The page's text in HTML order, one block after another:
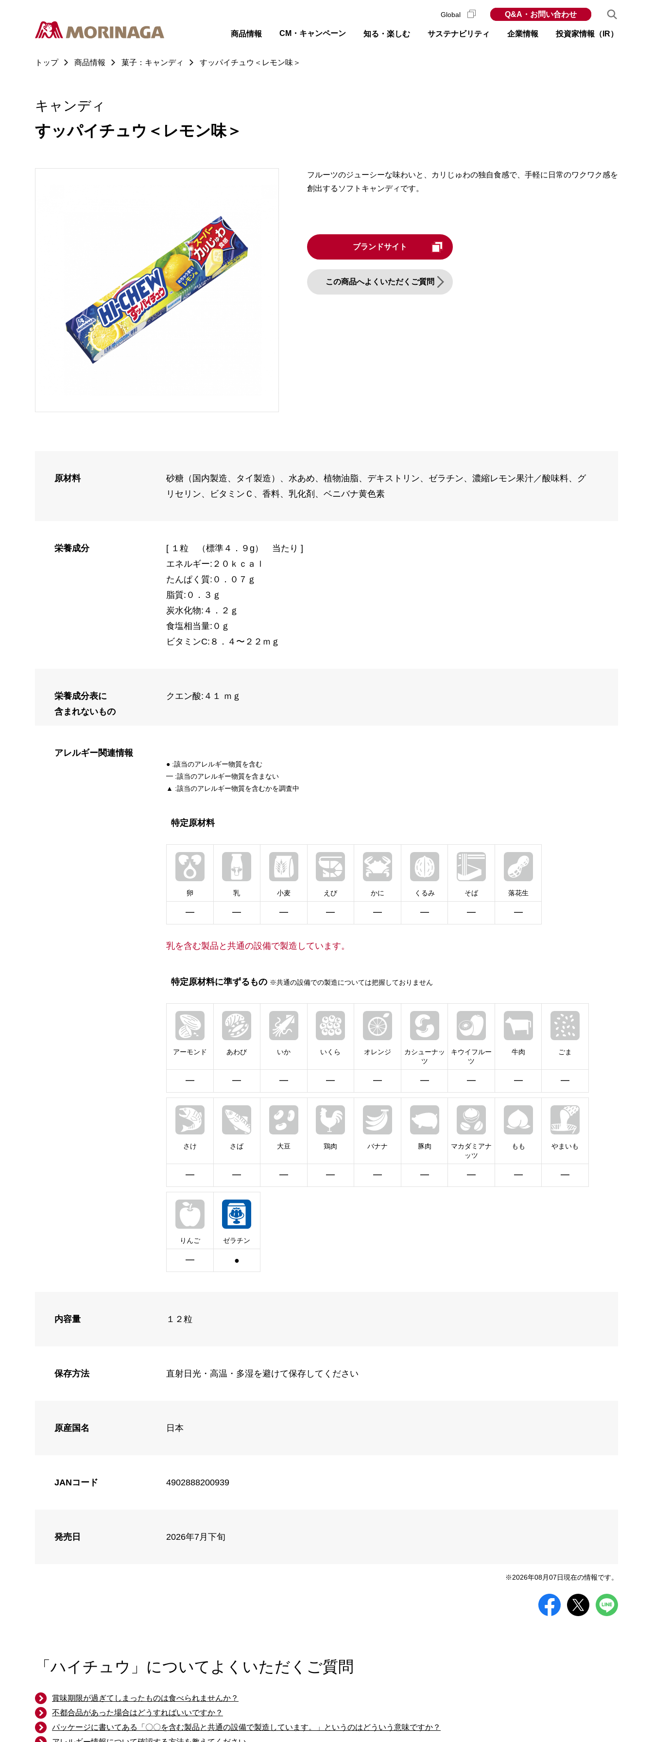
商品情報 CM・キャンペーン 知る・楽しむ サステナビリティ 企業情報 投資家情報（IR）
Global Q&A・お問い合わせ
トップ 商品情報 菓子：キャンディ すッパイチュウ＜レモン味＞
キャンディ
すッパイチュウ＜レモン味＞
フルーツのジューシーな味わいと、カリじゅわの独自食感で、手軽に日常のワクワク感を
創出するソフトキャンディです。
ブランドサイト
この商品へよくいただくご質問
原材料
砂糖（国内製造、タイ製造）、水あめ、植物油脂、デキストリン、ゼラチン、濃縮レモン果汁／酸味料、グ
リセリン、ビタミンＣ、香料、乳化剤、ベニバナ黄色素
栄養成分
[ １粒 （標準４．９g） 当たり ]
エネルギー:２０ｋｃａｌ
たんぱく質:０．０７ｇ
脂質:０．３ｇ
炭水化物:４．２ｇ
食塩相当量:０ｇ
ビタミンC:８．４〜２２ｍｇ
栄養成分表に
含まれないもの
クエン酸:４１ ｍｇ
アレルギー関連情報
● :該当のアレルギー物質を含む
━ :該当のアレルギー物質を含まない
▲ :該当のアレルギー物質を含むかを調査中
特定原材料
卵
━
乳
━
小麦
━
えび
━
かに
━
くるみ
━
そば
━
落花生
━
乳を含む製品と共通の設備で製造しています。
特定原材料に準ずるもの ※共通の設備での製造については把握しておりません
アーモンド
━
あわび
━
いか
━
いくら
━
オレンジ
━
カシューナッ
ツ
━
キウイフルー
ツ
━
牛肉
━
ごま
━
さけ
━
さば
━
大豆
━
鶏肉
━
バナナ
━
豚肉
━
マカダミアナ
ッツ
━
もも
━
やまいも
━
りんご
━
ゼラチン
●
内容量 １２粒
保存方法 直射日光・高温・多湿を避けて保存してください
原産国名 日本
JANコード 4902888200939
発売日 2026年7月下旬
※2026年08月07日現在の情報です。
「ハイチュウ」についてよくいただくご質問
賞味期限が過ぎてしまったものは食べられませんか？
不都合品があった場合はどうすればいいですか？
パッケージに書いてある「〇〇を含む製品と共通の設備で製造しています。」というのはどういう意味ですか？